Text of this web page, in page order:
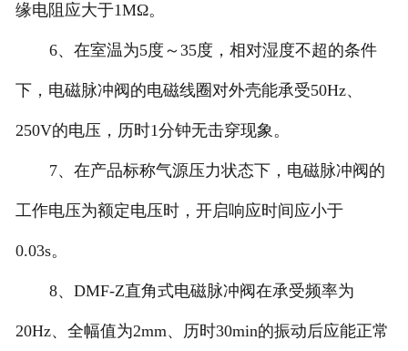
缘电阻应大于1MΩ。
6、在室温为5度～35度，相对湿度不超的条件
下，电磁脉冲阀的电磁线圈对外壳能承受50Hz、
250V的电压，历时1分钟无击穿现象。
7、在产品标称气源压力状态下，电磁脉冲阀的
工作电压为额定电压时，开启响应时间应小于
0.03s。
8、DMF-Z直角式电磁脉冲阀在承受频率为
20Hz、全幅值为2mm、历时30min的振动后应能正常